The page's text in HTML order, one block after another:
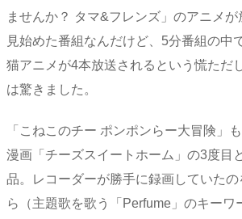
ませんか？ タマ&フレンズ」のアニメ
見始めた番組なんだけど、5分番組の中
猫アニメが4本放送されるという慌ただ
は驚きました。
「こねこのチー ポンポンらー大冒険」
漫画「チーズスイートホーム」の3度目
品。レコーダーが勝手に録画していた
ら（主題歌を歌う「Perfume」のキーワ